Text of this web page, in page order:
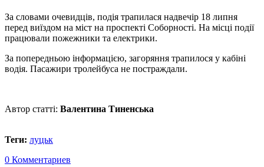
За словами очевидців, подія трапилася надвечір 18 липня
перед виїздом на міст на проспекті Соборності. На місці події
працювали пожежники та електрики.
За попередньою інформацією, загоряння трапилося у кабіні
водія. Пасажири тролейбуса не постраждали.
Автор статті: Валентина Тиненська
Теги: луцьк
0 Комментариев